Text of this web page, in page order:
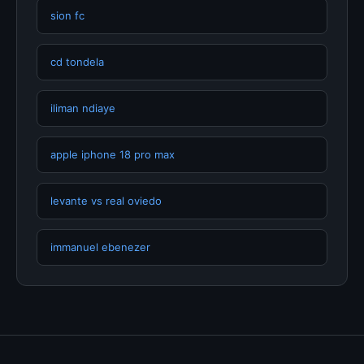
sion fc
cd tondela
iliman ndiaye
apple iphone 18 pro max
levante vs real oviedo
immanuel ebenezer